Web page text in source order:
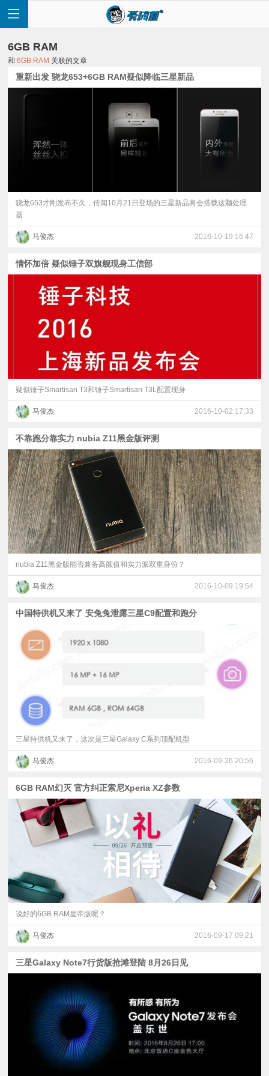
讯
评
测
普
体
验
专
题
6GB RAM
和6GB RAM 关联的文章
重新出发 骁龙653+6GB RAM疑似降临三星新品
骁龙653才刚发布不久，传闻10月21日登场的三星新品将会搭载这颗处理
器
马俊杰 2016-10-19 16:47
情怀加倍 疑似锤子双旗舰现身工信部
疑似锤子Smartisan T3和锤子Smartisan T3L配置现身
马俊杰 2016-10-02 17:33
不靠跑分靠实力 nubia Z11黑金版评测
nubia Z11黑金版能否兼备高颜值和实力派双重身份？
马俊杰 2016-10-09 19:54
中国特供机又来了 安兔兔泄露三星C9配置和跑分
三星特供机又来了，这次是三星Galaxy C系列顶配机型
马俊杰 2016-09-26 20:56
6GB RAM幻灭 官方纠正索尼Xperia XZ参数
说好的6GB RAM皇帝版呢？
马俊杰 2016-09-17 09:21
三星Galaxy Note7行货版抢滩登陆 8月26日见